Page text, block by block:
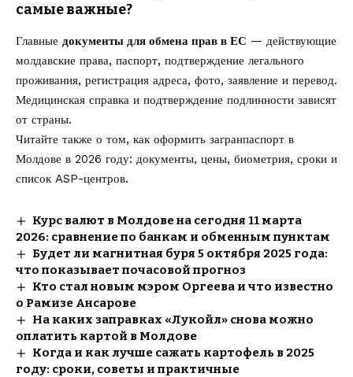
самые важные?
Главные документы для обмена прав в ЕС — действующие
молдавские права, паспорт, подтверждение легального
проживания, регистрация адреса, фото, заявление и перевод.
Медицинская справка и подтверждение подлинности зависят
от страны.
Читайте также о том, как оформить загранпаспорт в
Молдове в 2026 году: документы, цены, биометрия, сроки и
список ASP-центров.
Курс валют в Молдове на сегодня 11 марта
2026: сравнение по банкам и обменным пунктам
Будет ли магнитная буря 5 октября 2025 года:
что показывает почасовой прогноз
Кто стал новым мэром Оргеева и что известно
о Рамизе Ансарове
На каких заправках «Лукойл» снова можно
оплатить картой в Молдове
Когда и как лучше сажать картофель в 2025
году: сроки, советы и практичные